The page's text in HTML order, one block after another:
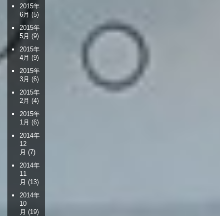
2015年
6月 (5)
2015年
5月 (9)
2015年
4月 (9)
2015年
3月 (6)
2015年
2月 (4)
2015年
1月 (6)
2014年
12
月 (7)
2014年
11
月 (13)
2014年
10
月 (19)